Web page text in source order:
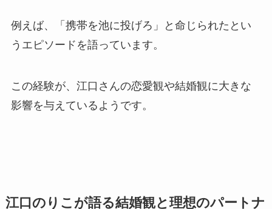
例えば、「携帯を池に投げろ」と命じられたとい
うエピソードを語っています。
この経験が、江口さんの恋愛観や結婚観に大きな
影響を与えているようです。
江口のりこが語る結婚観と理想のパートナ